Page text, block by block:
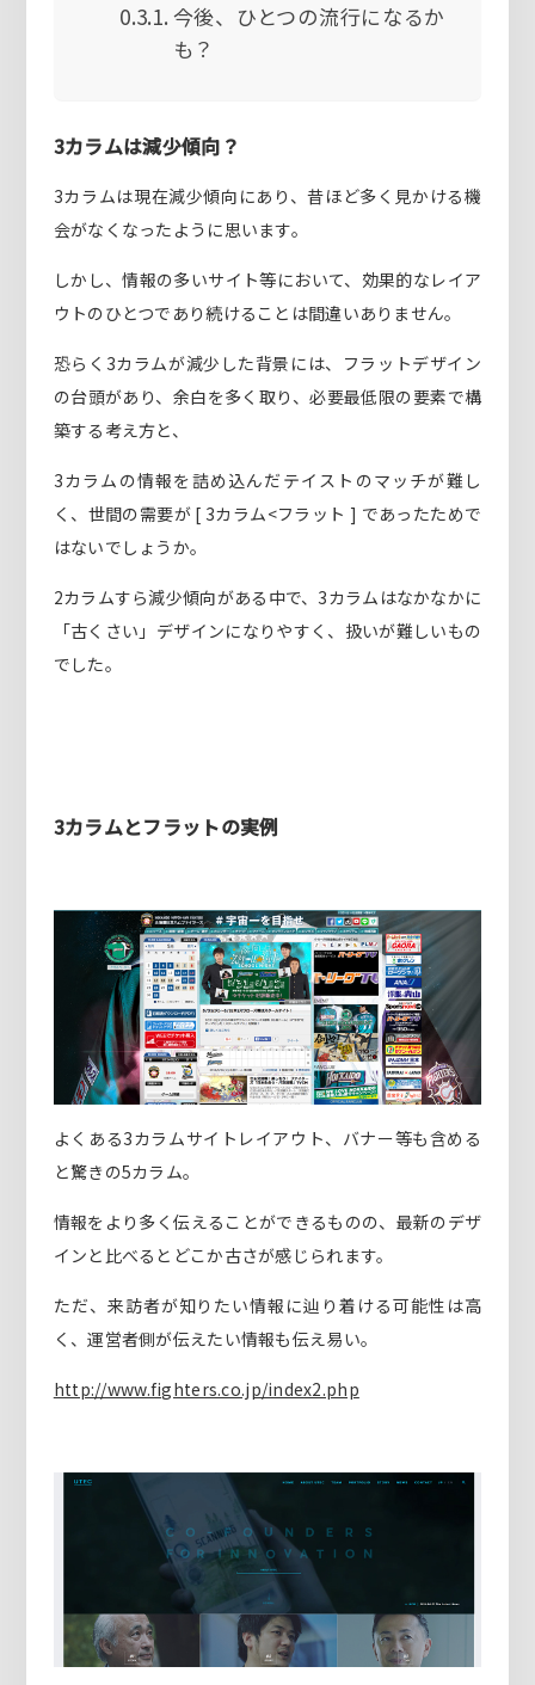
今後、ひとつの流行になるか
も？
3カラムは減少傾向？
3カラムは現在減少傾向にあり、昔ほど多く見かける機
会がなくなったように思います。
しかし、情報の多いサイト等において、効果的なレイア
ウトのひとつであり続けることは間違いありません。
恐らく3カラムが減少した背景には、フラットデザイン
の台頭があり、余白を多く取り、必要最低限の要素で構
築する考え方と、
3カラムの情報を詰め込んだテイストのマッチが難し
く、世間の需要が [ 3カラム<フラット ] であったためで
はないでしょうか。
2カラムすら減少傾向がある中で、3カラムはなかなかに
「古くさい」デザインになりやすく、扱いが難しいもの
でした。
3カラムとフラットの実例
よくある3カラムサイトレイアウト、バナー等も含める
と驚きの5カラム。
情報をより多く伝えることができるものの、最新のデザ
インと比べるとどこか古さが感じられます。
ただ、来訪者が知りたい情報に辿り着ける可能性は高
く、運営者側が伝えたい情報も伝え易い。
http://www.fighters.co.jp/index2.php